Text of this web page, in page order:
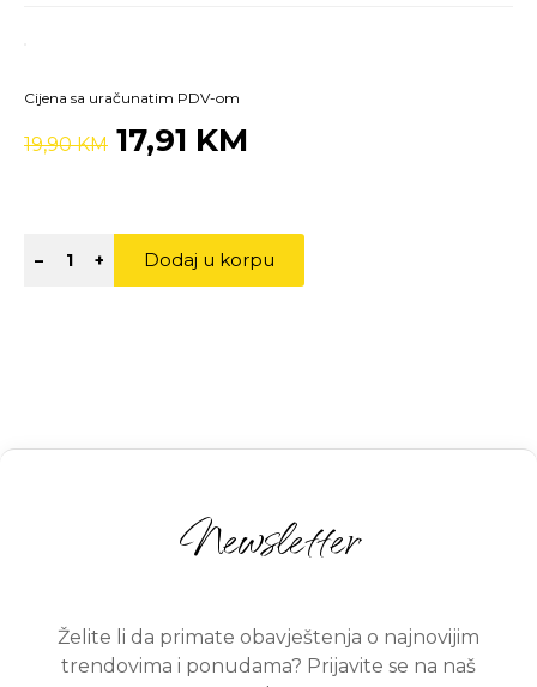
Cijena sa uračunatim PDV-om
19,90 KM 17,91 KM
– + Dodaj u korpu
Newsletter
Želite li da primate obavještenja o najnovijim
trendovima i ponudama? Prijavite se na naš